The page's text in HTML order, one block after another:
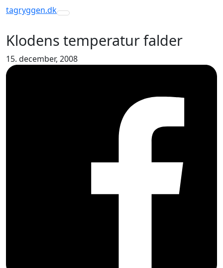
tagryggen.dk
Toggle navigation
Klodens temperatur falder
15. december, 2008